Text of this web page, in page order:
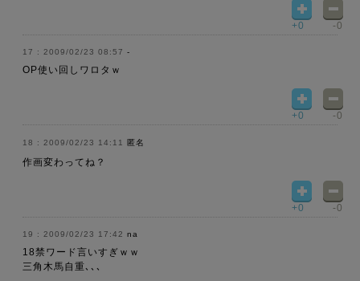
+0 -0
2009/02/23 08:57 -
OP使い回しワロタｗ
+0 -0
2009/02/23 14:11 匿名
作画変わってね？
+0 -0
2009/02/23 17:42 na
18禁ワード言いすぎｗｗ
三角木馬自重､､､